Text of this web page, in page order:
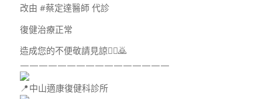
改由 #蔡定達醫師 代診
復健治療正常
造成您的不便敬請見諒🙇‍♂️🙇
————————————————
中山適康復健科診所